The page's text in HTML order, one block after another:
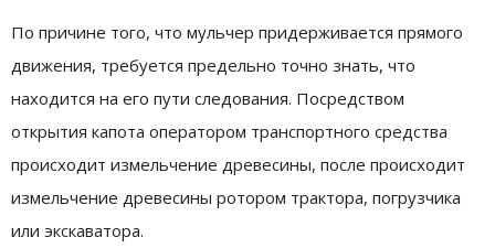
По причине того, что мульчер придерживается прямого
движения, требуется предельно точно знать, что
находится на его пути следования. Посредством
открытия капота оператором транспортного средства
происходит измельчение древесины, после происходит
измельчение древесины ротором трактора, погрузчика
или экскаватора.